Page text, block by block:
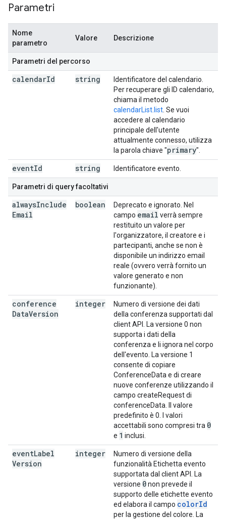
Parametri
Nome
parametro
Valore Descrizione
Parametri del percorso
calendarId string
Identificatore del calendario.
Per recuperare gli ID calendario,
chiama il metodo
calendarList.list . Se vuoi
accedere al calendario
principale dell'utente
attualmente connesso, utilizza
la parola chiave "primary".
eventId string Identificatore evento.
Parametri di query facoltativi
alwaysInclude
Email
boolean
Deprecato e ignorato. Nel
campo email verrà sempre
restituito un valore per
l'organizzatore, il creatore e i
partecipanti, anche se non è
disponibile un indirizzo email
reale (ovvero verrà fornito un
valore generato e non
funzionante).
conference
DataVersion
integer
Numero di versione dei dati
della conferenza supportati dal
client API. La versione 0 non
supporta i dati della
conferenza e li ignora nel corpo
dell'evento. La versione 1
consente di copiare
ConferenceData e di creare
nuove conferenze utilizzando il
campo createRequest di
conferenceData. Il valore
predefinito è 0. I valori
accettabili sono compresi tra 0
e 1 inclusi.
eventLabel
Version
integer
Numero di versione della
funzionalità Etichetta evento
supportata dal client API. La
versione 0non prevede il
supporto delle etichette evento
ed elabora il campo colorId
per la gestione del colore. La